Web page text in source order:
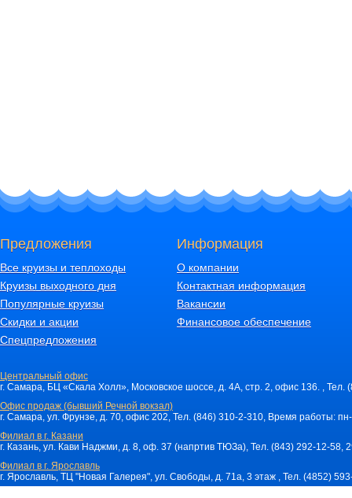
Предложения
Все круизы и теплоходы
Круизы выходного дня
Популярные круизы
Скидки и акции
Спецпредложения
Информация
О компании
Контактная информация
Вакансии
Финансовое обеспечение
Центральный офис
г. Самара, БЦ «Скала Холл», Московское шоссе, д. 4А, стр. 2, офис 136. ,
Офис продаж (бывший Речной вокзал)
г. Самара, ул. Фрунзе, д. 70, офис 202, Тел. (846) 310-2-310, Время работы:
Филиал в г. Казани
г. Казань, ул. Кави Наджми, д. 8, оф. 37 (напртив ТЮЗа), Тел. (843) 292-12-
Филиал в г. Ярославль
г. Ярославль, ТЦ "Новая Галерея", ул. Свободы, д. 71a, 3 этаж , Тел. (4852)